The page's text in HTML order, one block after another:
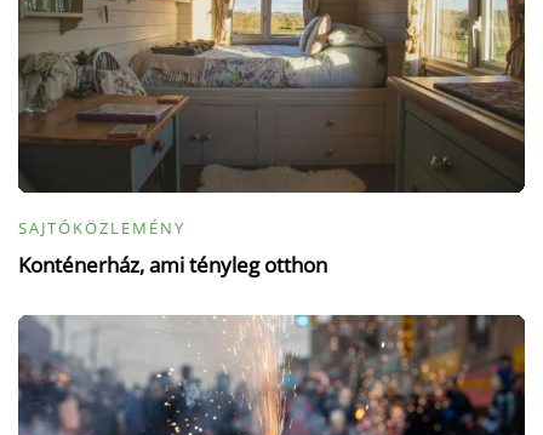
SAJTÓKÖZLEMÉNY
Konténerház, ami tényleg otthon